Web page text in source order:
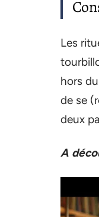
Les
hors
de se
deux
A